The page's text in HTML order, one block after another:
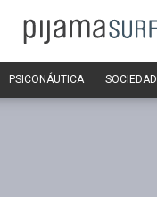
PSICONÁUTICA SOCIEDAD